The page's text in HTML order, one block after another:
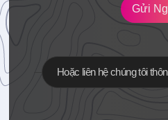
Gửi
Hoặc liên hệ chúng tôi